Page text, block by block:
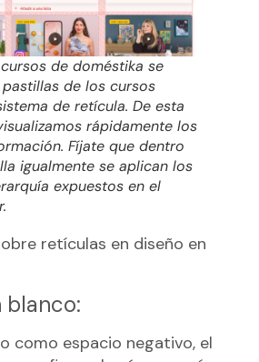
de doméstika se
de los cursos
de retícula. De esta
rápidamente los
Fíjate que dentro
igualmente se aplican los
expuestos en el
retículas en diseño en
blanco:
como espacio negativo, el